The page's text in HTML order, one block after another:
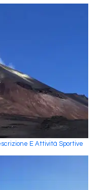
E Attività Sportive